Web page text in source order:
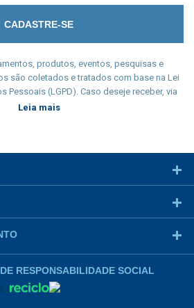
produtos, eventos, pesquisas e
são coletados e tratados com base na Lei
Pessoais (LGPD). Caso deseje receber, via
cadastre seu e-mail e participe
Leia mais
RESPONSABILIDADE SOCIAL